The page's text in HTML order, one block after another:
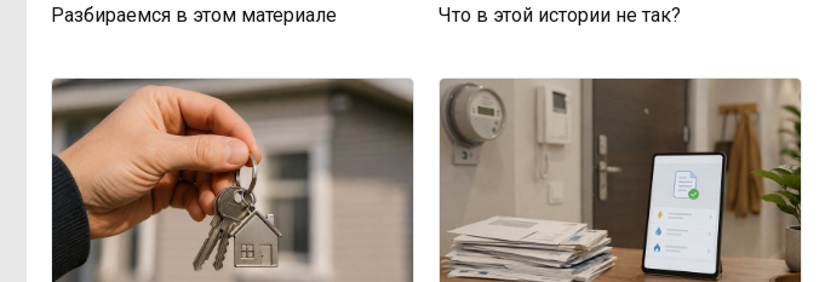
Разбираемся в этом материале Что в этой истории не так?